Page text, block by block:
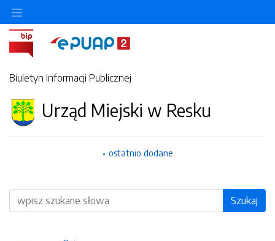
Biuletyn Informacji Publicznej
Urząd Miejski w Resku
ostatnio dodane
Wyszukiwarka Szukaj